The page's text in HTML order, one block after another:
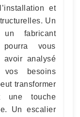
et
Un
un fabricant
pourra vous
avoir analysé
besoins
transformer
une touche
Un escalier